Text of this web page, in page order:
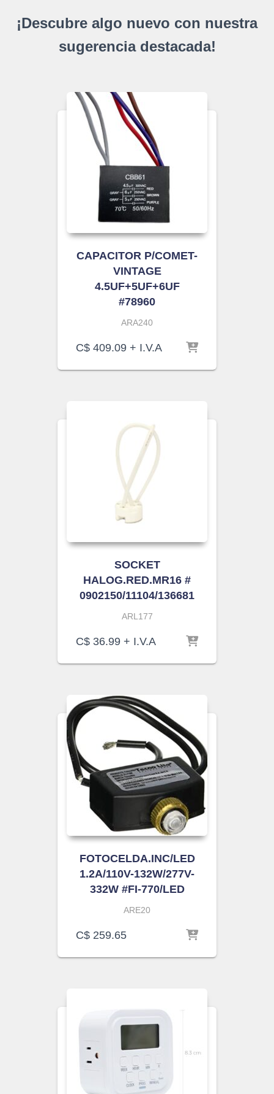
¡Descubre algo nuevo con nuestra
sugerencia destacada!
CAPACITOR P/COMET-
VINTAGE
4.5UF+5UF+6UF
#78960
ARA240
C$ 409.09 + I.V.A
SOCKET
HALOG.RED.MR16 #
0902150/11104/136681
ARL177
C$ 36.99 + I.V.A
FOTOCELDA.INC/LED
1.2A/110V-132W/277V-
332W #FI-770/LED
ARE20
C$ 259.65